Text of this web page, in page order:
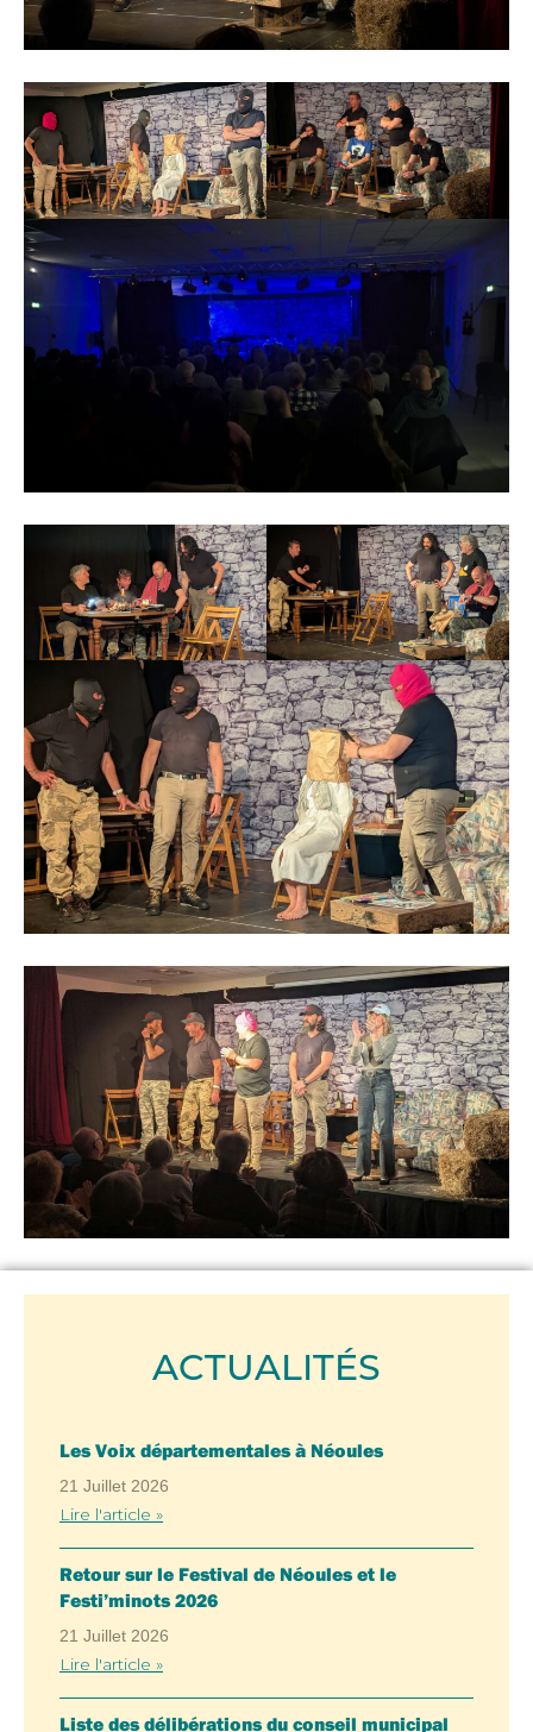
ACTUALITÉS
Les Voix départementales à Néoules
21 Juillet 2026
Lire l'article »
Retour sur le Festival de Néoules et le
Festi’minots 2026
21 Juillet 2026
Lire l'article »
Liste des délibérations du conseil municipal